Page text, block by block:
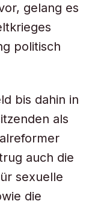
gelang es
politisch
bis dahin in
als
auch die
sexuelle
die